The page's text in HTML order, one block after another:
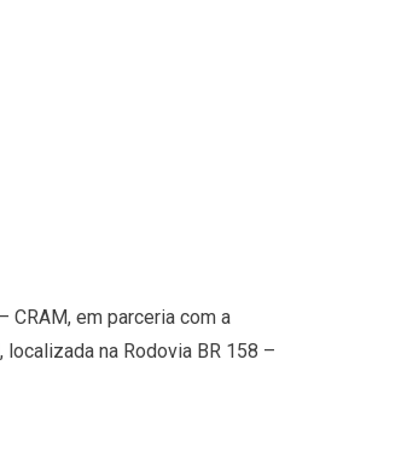
CRAM, em parceria com a
na Rodovia BR 158 –